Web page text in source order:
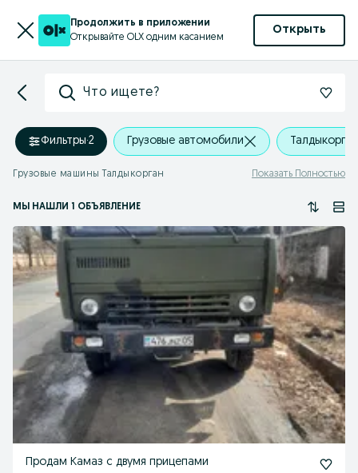
Продолжить в приложении
Открывайте OLX одним касанием
Открыть
Что ищете?
Фильтры·2 Грузовые автомобили
Грузовые машины Талдыкорган Показать Полностью
МЫ НАШЛИ 1 ОБЪЯВЛЕНИЕ
Продам Камаз с двумя прицепами